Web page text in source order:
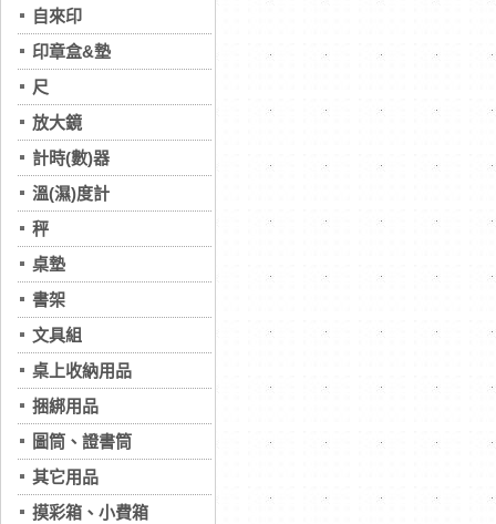
自來印
印章盒&墊
尺
放大鏡
計時(數)器
溫(濕)度計
秤
桌墊
書架
文具組
桌上收納用品
捆綁用品
圖筒、證書筒
其它用品
摸彩箱、小費箱